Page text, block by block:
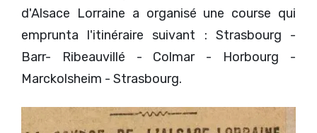
d'Alsace Lorraine a organisé une course qui
emprunta l'itinéraire suivant : Strasbourg -
Barr- Ribeauvillé - Colmar - Horbourg -
Marckolsheim - Strasbourg.